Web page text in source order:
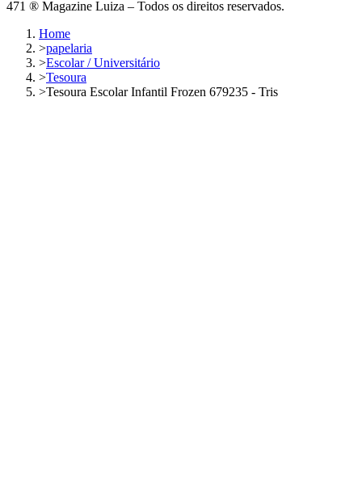
471 ® Magazine Luiza – Todos os direitos reservados.
Home
>papelaria
>Escolar / Universitário
>Tesoura
>Tesoura Escolar Infantil Frozen 679235 - Tris